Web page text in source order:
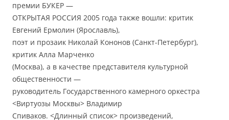
премии БУКЕР —
ОТКРЫТАЯ РОССИЯ 2005 года также вошли: критик
Евгений Ермолин (Ярославль),
поэт и прозаик Николай Кононов (Санкт-Петербург),
критик Алла Марченко
(Москва), а в качестве представителя культурной
общественности —
руководитель Государственного камерного оркестра
<Виртуозы Москвы> Владимир
Спиваков. <Длинный список> произведений,